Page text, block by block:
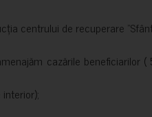
centrului de recuperare
cazările